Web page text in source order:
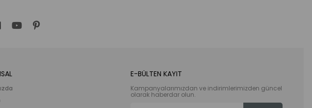
E-BÜLTEN KAYIT
Kampanyalarımızdan ve indirimlerimizden güncel
olarak haberdar olun.